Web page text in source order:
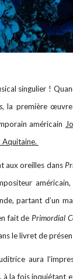
singulier !
, la première œuvre
américain
Aquitaine.
aux oreilles dans
partant d’un
fait dePrimordial
le livret de
aura
la fois inquiétant